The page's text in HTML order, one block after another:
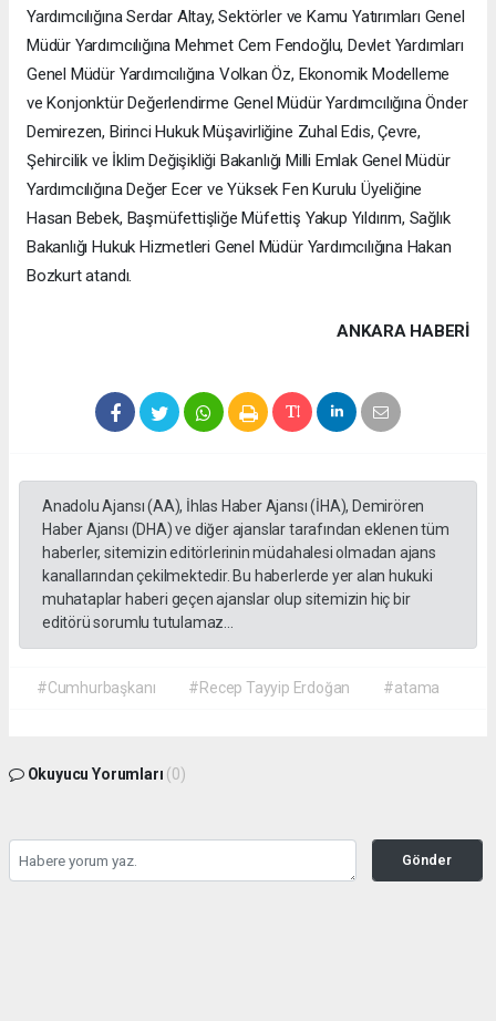
Yardımcılığına Serdar Altay, Sektörler ve Kamu Yatırımları Genel
Müdür Yardımcılığına Mehmet Cem Fendoğlu, Devlet Yardımları
Genel Müdür Yardımcılığına Volkan Öz, Ekonomik Modelleme
ve Konjonktür Değerlendirme Genel Müdür Yardımcılığına Önder
Demirezen, Birinci Hukuk Müşavirliğine Zuhal Edis, Çevre,
Şehircilik ve İklim Değişikliği Bakanlığı Milli Emlak Genel Müdür
Yardımcılığına Değer Ecer ve Yüksek Fen Kurulu Üyeliğine
Hasan Bebek, Başmüfettişliğe Müfettiş Yakup Yıldırım, Sağlık
Bakanlığı Hukuk Hizmetleri Genel Müdür Yardımcılığına Hakan
Bozkurt atandı.
ANKARA HABERİ
Anadolu Ajansı (AA), İhlas Haber Ajansı (İHA), Demirören
Haber Ajansı (DHA) ve diğer ajanslar tarafından eklenen tüm
haberler, sitemizin editörlerinin müdahalesi olmadan ajans
kanallarından çekilmektedir. Bu haberlerde yer alan hukuki
muhataplar haberi geçen ajanslar olup sitemizin hiç bir
editörü sorumlu tutulamaz...
#Cumhurbaşkanı #Recep Tayyip Erdoğan #atama
Okuyucu Yorumları (0)
Gönder